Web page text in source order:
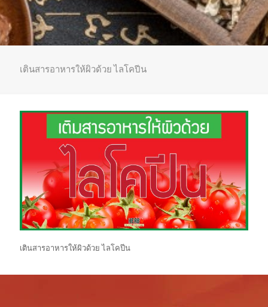
เตินสารอาหารให้ผิวด้วย ไลโคปีน
เตินสารอาหารให้ผิวด้วย ไลโคปีน